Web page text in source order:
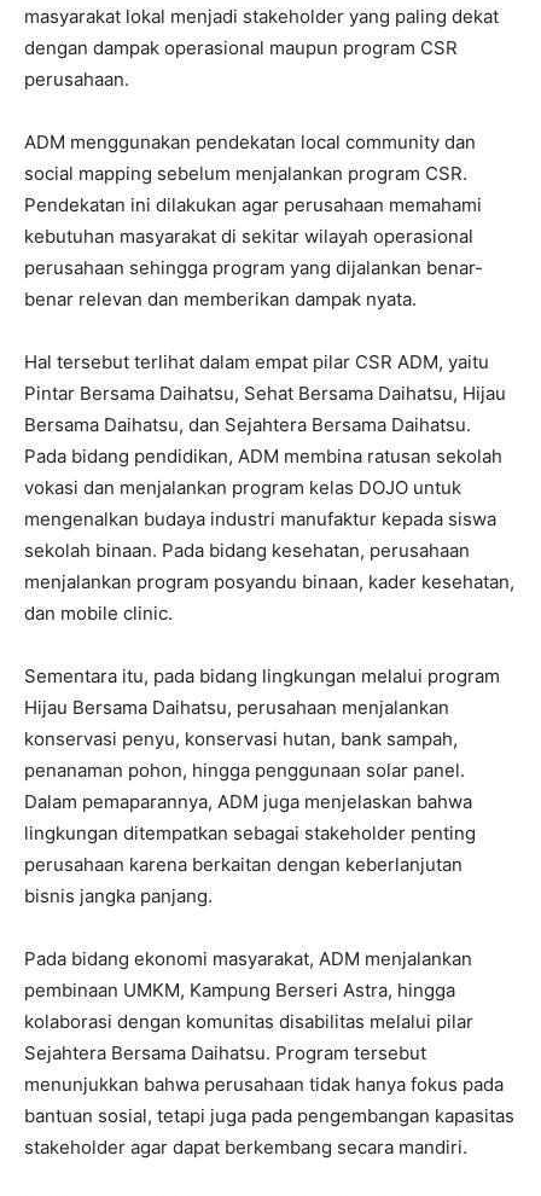
masyarakat lokal menjadi stakeholder yang paling dekat
dengan dampak operasional maupun program CSR
perusahaan.
ADM menggunakan pendekatan local community dan
social mapping sebelum menjalankan program CSR.
Pendekatan ini dilakukan agar perusahaan memahami
kebutuhan masyarakat di sekitar wilayah operasional
perusahaan sehingga program yang dijalankan benar-
benar relevan dan memberikan dampak nyata.
Hal tersebut terlihat dalam empat pilar CSR ADM, yaitu
Pintar Bersama Daihatsu, Sehat Bersama Daihatsu, Hijau
Bersama Daihatsu, dan Sejahtera Bersama Daihatsu.
Pada bidang pendidikan, ADM membina ratusan sekolah
vokasi dan menjalankan program kelas DOJO untuk
mengenalkan budaya industri manufaktur kepada siswa
sekolah binaan. Pada bidang kesehatan, perusahaan
menjalankan program posyandu binaan, kader kesehatan,
dan mobile clinic.
Sementara itu, pada bidang lingkungan melalui program
Hijau Bersama Daihatsu, perusahaan menjalankan
konservasi penyu, konservasi hutan, bank sampah,
penanaman pohon, hingga penggunaan solar panel.
Dalam pemaparannya, ADM juga menjelaskan bahwa
lingkungan ditempatkan sebagai stakeholder penting
perusahaan karena berkaitan dengan keberlanjutan
bisnis jangka panjang.
Pada bidang ekonomi masyarakat, ADM menjalankan
pembinaan UMKM, Kampung Berseri Astra, hingga
kolaborasi dengan komunitas disabilitas melalui pilar
Sejahtera Bersama Daihatsu. Program tersebut
menunjukkan bahwa perusahaan tidak hanya fokus pada
bantuan sosial, tetapi juga pada pengembangan kapasitas
stakeholder agar dapat berkembang secara mandiri.